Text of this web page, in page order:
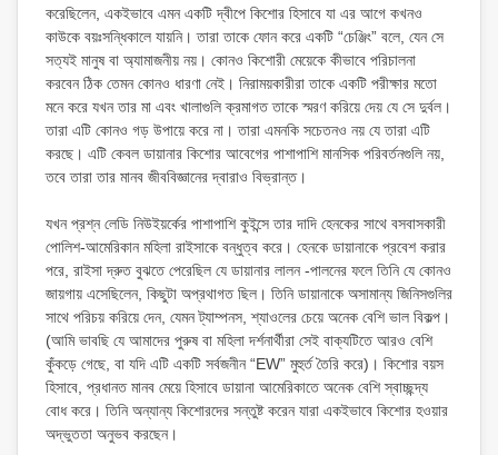
করেছিলেন, একইভাবে এমন একটি দ্বীপে কিশোর হিসাবে যা এর আগে কখনও
কাউকে বয়ঃসন্ধিকালে যায়নি। তারা তাকে ফোন করে একটি “চেঞ্জিং” বলে, যেন সে
সত্যই মানুষ বা অ্যামাজনীয় নয়। কোনও কিশোরী মেয়েকে কীভাবে পরিচালনা
করবেন ঠিক তেমন কোনও ধারণা নেই। নিরাময়কারীরা তাকে একটি পরীক্ষার মতো
মনে করে যখন তার মা এবং খালাগুলি ক্রমাগত তাকে স্মরণ করিয়ে দেয় যে সে দুর্বল।
তারা এটি কোনও গড় উপায়ে করে না। তারা এমনকি সচেতনও নয় যে তারা এটি
করছে। এটি কেবল ডায়ানার কিশোর আবেগের পাশাপাশি মানসিক পরিবর্তনগুলি নয়,
তবে তারা তার মানব জীববিজ্ঞানের দ্বারাও বিভ্রান্ত।
যখন প্রশ্ন লেডি নিউইয়র্কের পাশাপাশি কুইন্সে তার দাদি হেনকের সাথে বসবাসকারী
পোলিশ-আমেরিকান মহিলা রাইসাকে বন্ধুত্ব করে। হেনকে ডায়ানাকে প্রবেশ করার
পরে, রাইসা দ্রুত বুঝতে পেরেছিল যে ডায়ানার লালন -পালনের ফলে তিনি যে কোনও
জায়গায় এসেছিলেন, কিছুটা অপ্রথাগত ছিল। তিনি ডায়ানাকে অসামান্য জিনিসগুলির
সাথে পরিচয় করিয়ে দেন, যেমন ট্যাম্পনস, শ্যাওলের চেয়ে অনেক বেশি ভাল বিকল্প।
(আমি ভাবছি যে আমাদের পুরুষ বা মহিলা দর্শনার্থীরা সেই বাক্যটিতে আরও বেশি
কুঁকড়ে গেছে, বা যদি এটি একটি সর্বজনীন “EW” মুহুর্ত তৈরি করে)। কিশোর বয়স
হিসাবে, প্রধানত মানব মেয়ে হিসাবে ডায়ানা আমেরিকাতে অনেক বেশি স্বাচ্ছন্দ্য
বোধ করে। তিনি অন্যান্য কিশোরদের সন্তুষ্ট করেন যারা একইভাবে কিশোর হওয়ার
অদ্ভুততা অনুভব করছেন।